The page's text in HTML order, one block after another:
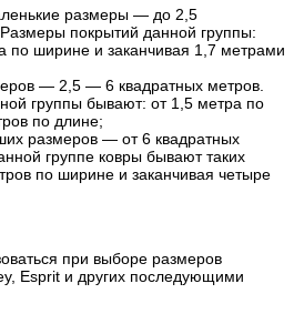
размеры — до 2,5
покрытий данной группы:
по ширине и заканчивая 1,7 метрами
— 2,5 — 6 квадратных метров.
группы бывают: от 1,5 метра по
по длине;
размеров — от 6 квадратных
группе ковры бывают таких
по ширине и заканчивая четыре
при выборе размеров
Esprit и других последующими